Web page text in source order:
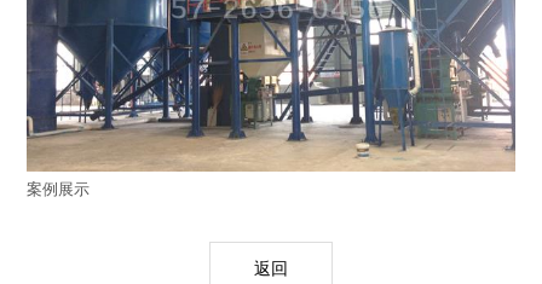
案例展示
返回